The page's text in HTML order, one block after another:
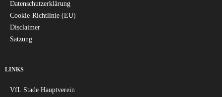
Datenschutzerklärung
Cookie-Richtlinie (EU)
Disclaimer
Satzung
LINKS
VfL Stade Hauptverein